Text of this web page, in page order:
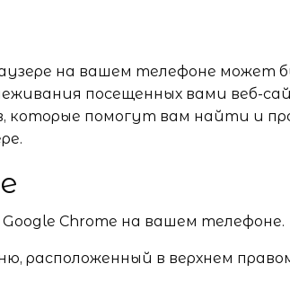
на вашем телефоне может
посещенных вами веб-
которые помогут вам найти и
Chrome на вашем телефоне.
расположенный в верхнем